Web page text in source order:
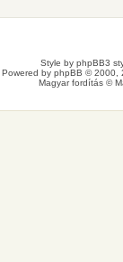
Style by phpBB3
Powered by phpBB © 2000,
Magyar fordítás ©